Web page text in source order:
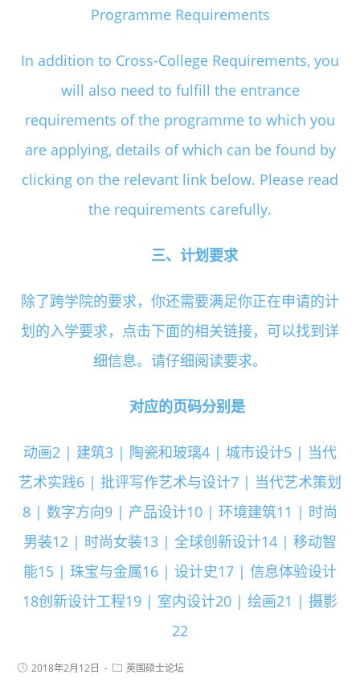
Programme Requirements
In addition to Cross-College Requirements, you
will also need to fulfill the entrance
requirements of the programme to which you
are applying, details of which can be found by
clicking on the relevant link below. Please read
the requirements carefully.
三、计划要求
除了跨学院的要求，你还需要满足你正在申请的计
划的入学要求，点击下面的相关链接，可以找到详
细信息。请仔细阅读要求。
对应的页码分别是
动画2 | 建筑3 | 陶瓷和玻璃4 | 城市设计5 | 当代
艺术实践6 | 批评写作艺术与设计7 | 当代艺术策划
8 | 数字方向9 | 产品设计10 | 环境建筑11 | 时尚
男装12 | 时尚女装13 | 全球创新设计14 | 移动智
能15 | 珠宝与金属16 | 设计史17 | 信息体验设计
18创新设计工程19 | 室内设计20 | 绘画21 | 摄影
22
2018年2月12日 英国硕士论坛